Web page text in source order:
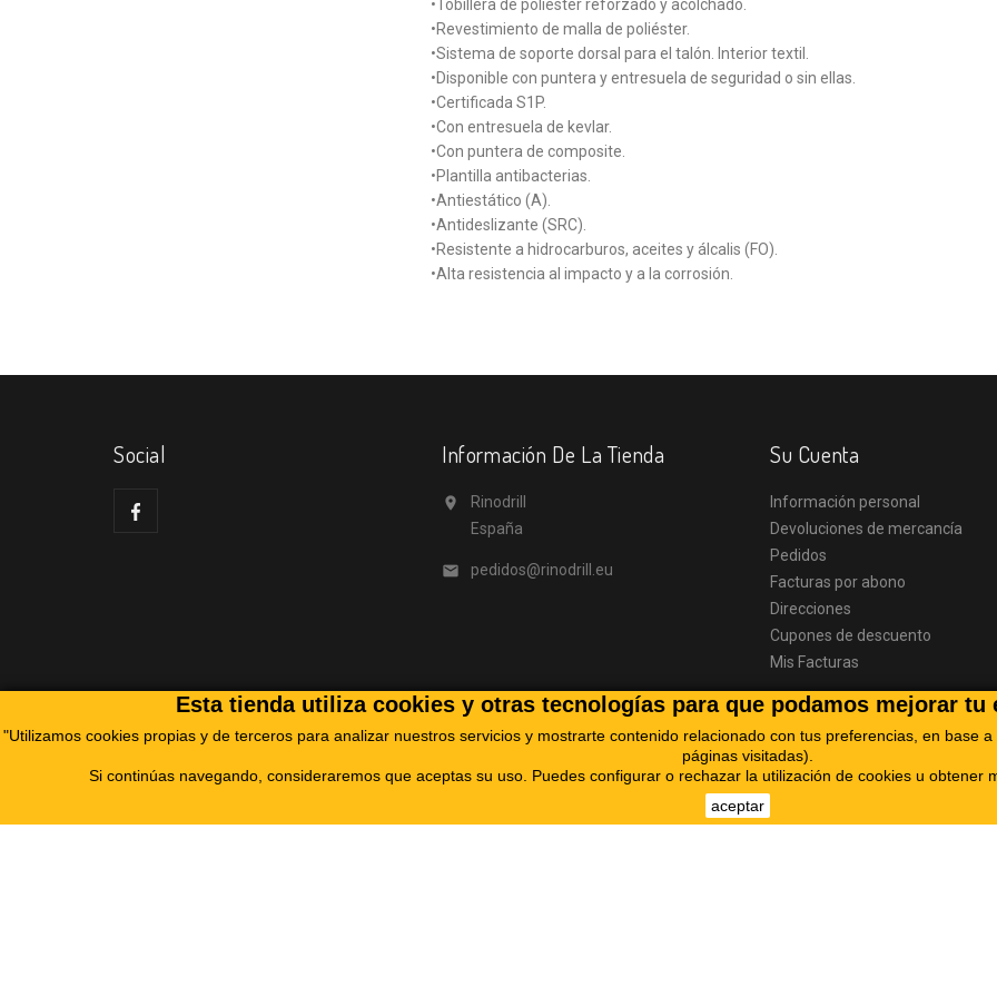
•Tobillera de poliéster reforzado y acolchado.
•Revestimiento de malla de poliéster.
•Sistema de soporte dorsal para el talón. Interior textil.
•Disponible con puntera y entresuela de seguridad o sin ellas.
•Certificada S1P.
•Con entresuela de kevlar.
•Con puntera de composite.
•Plantilla antibacterias.
•Antiestático (A).
•Antideslizante (SRC).
•Resistente a hidrocarburos, aceites y álcalis (FO).
•Alta resistencia al impacto y a la corrosión.
Social Información De La Tienda

Rinodrill
España
 pedidos@rinodrill.eu
Su Cuenta
Información personal
Devoluciones de mercancía
Pedidos
Facturas por abono
Direcciones
Cupones de descuento
Mis Facturas
Esta tienda utiliza cookies y otras tecnologías para que podamos mejorar
"Utilizamos cookies propias y de terceros para analizar nuestros servicios y mostrarte contenido relacionado con tus preferencias, en base
páginas visitadas).
Si continúas navegando, consideraremos que aceptas su uso. Puedes configurar o rechazar la utilización de cookies u obtener
aceptar